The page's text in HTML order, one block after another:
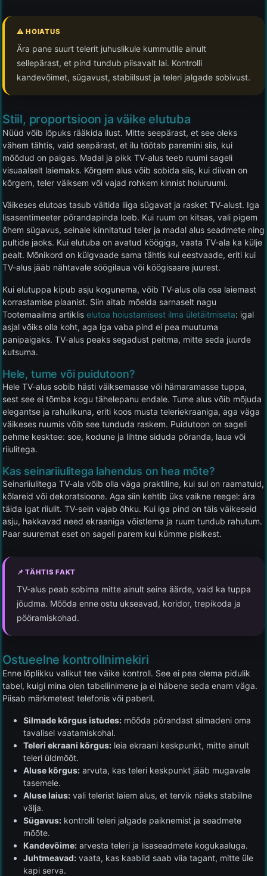
⚠️ HOIATUS
Ära pane suurt telerit juhuslikule kummutile ainult
sellepärast, et pind tundub piisavalt lai. Kontrolli
kandevõimet, sügavust, stabiilsust ja teleri jalgade sobivust.
Stiil, proportsioon ja väike elutuba
Nüüd võib lõpuks rääkida ilust. Mitte seepärast, et see oleks
vähem tähtis, vaid seepärast, et ilu töötab paremini siis, kui
mõõdud on paigas. Madal ja pikk TV-alus teeb ruumi sageli
visuaalselt laiemaks. Kõrgem alus võib sobida siis, kui diivan on
kõrgem, teler väiksem või vajad rohkem kinnist hoiuruumi.
Väikeses elutoas tasub vältida liiga sügavat ja rasket TV-alust. Iga
lisasentimeeter põrandapinda loeb. Kui ruum on kitsas, vali pigem
õhem sügavus, seinale kinnitatud teler ja madal alus seadmete ning
pultide jaoks. Kui elutuba on avatud köögiga, vaata TV-ala ka külje
pealt. Mõnikord on külgvaade sama tähtis kui eestvaade, eriti kui
TV-alus jääb nähtavale söögilaua või köögisaare juurest.
Kui elutuppa kipub asju kogunema, võib TV-alus olla osa laiemast
korrastamise plaanist. Siin aitab mõelda sarnaselt nagu
Tootemaailma artiklis elutoa hoiustamisest ilma ületäitmiseta: igal
asjal võiks olla koht, aga iga vaba pind ei pea muutuma
panipaigaks. TV-alus peaks segadust peitma, mitte seda juurde
kutsuma.
Hele, tume või puidutoon?
Hele TV-alus sobib hästi väiksemasse või hämaramasse tuppa,
sest see ei tõmba kogu tähelepanu endale. Tume alus võib mõjuda
elegantse ja rahulikuna, eriti koos musta teleriekraaniga, aga väga
väikeses ruumis võib see tunduda raskem. Puidutoon on sageli
pehme kesktee: soe, kodune ja lihtne siduda põranda, laua või
riiulitega.
Kas seinariiulitega lahendus on hea mõte?
Seinariiulitega TV-ala võib olla väga praktiline, kui sul on raamatuid,
kõlareid või dekoratsioone. Aga siin kehtib üks vaikne reegel: ära
täida igat riiulit. TV-sein vajab õhku. Kui iga pind on täis väikeseid
asju, hakkavad need ekraaniga võistlema ja ruum tundub rahutum.
Paar suuremat eset on sageli parem kui kümme pisikest.
📌 TÄHTIS FAKT
TV-alus peab sobima mitte ainult seina äärde, vaid ka tuppa
jõudma. Mõõda enne ostu ukseavad, koridor, trepikoda ja
pööramiskohad.
Ostueelne kontrollnimekiri
Enne lõplikku valikut tee väike kontroll. See ei pea olema pidulik
tabel, kuigi mina olen tabeliinimene ja ei häbene seda enam väga.
Piisab märkmetest telefonis või paberil.
Silmade kõrgus istudes: mõõda põrandast silmadeni oma
tavalisel vaatamiskohal.
Teleri ekraani kõrgus: leia ekraani keskpunkt, mitte ainult
teleri üldmõõt.
Aluse kõrgus: arvuta, kas teleri keskpunkt jääb mugavale
tasemele.
Aluse laius: vali telerist laiem alus, et tervik näeks stabiilne
välja.
Sügavus: kontrolli teleri jalgade paiknemist ja seadmete
mõõte.
Kandevõime: arvesta teleri ja lisaseadmete kogukaaluga.
Juhtmeavad: vaata, kas kaablid saab viia tagant, mitte üle
kapi serva.